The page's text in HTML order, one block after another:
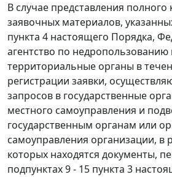
В случае представления полного
заявочных материалов,
пункта 4 настоящего Порядка,
агентство по недропользованию
территориальные органы в
регистрации заявки,
запросов в государственные
местного самоуправления и
государственным органам или
самоуправления организации, в
которых находятся документы,
подпунктах 9 - 15 пункта 3